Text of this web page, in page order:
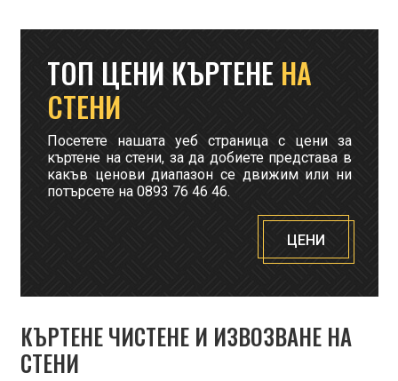
ТОП ЦЕНИ КЪРТЕНЕ НА
СТЕНИ
Посетете нашата уеб страница с цени за
къртене на стени, за да добиете представа в
какъв ценови диапазон се движим или ни
потърсете на 0893 76 46 46.
ЦЕНИ
КЪРТЕНЕ ЧИСТЕНЕ И ИЗВОЗВАНЕ НА
СТЕНИ